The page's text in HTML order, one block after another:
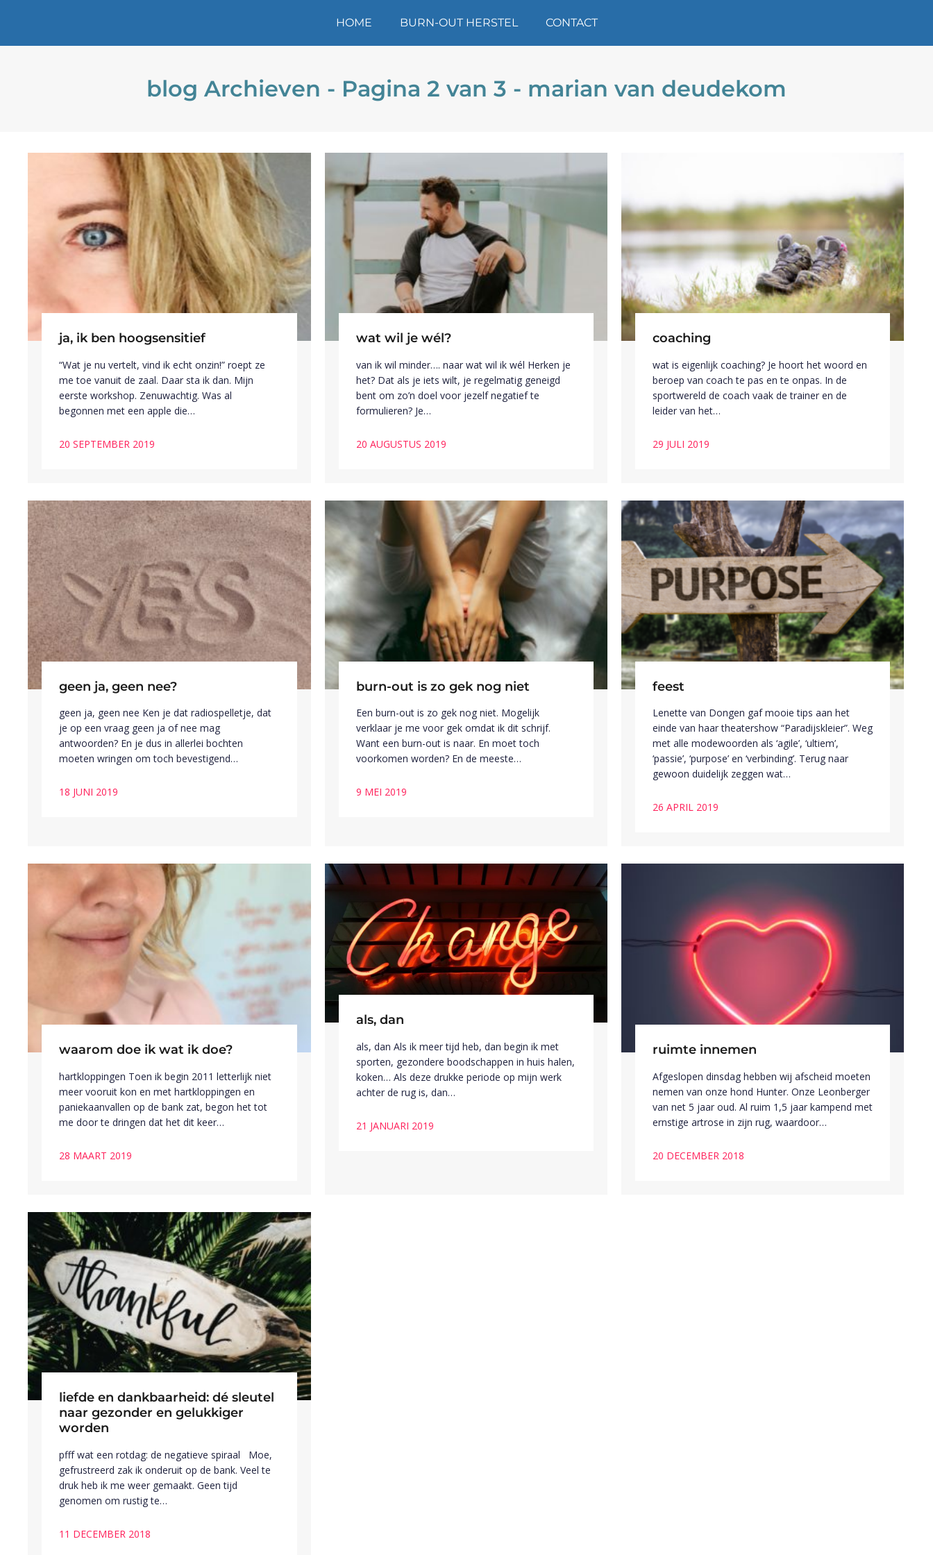
HOME BURN-OUT HERSTEL CONTACT
blog Archieven - Pagina 2 van 3 - marian van deudekom
ja, ik ben hoogsensitief
“Wat je nu vertelt, vind ik echt onzin!” roept ze
me toe vanuit de zaal. Daar sta ik dan. Mijn
eerste workshop. Zenuwachtig. Was al
begonnen met een apple die…
20 SEPTEMBER 2019
wat wil je wél?
van ik wil minder…. naar wat wil ik wél Herken je
het? Dat als je iets wilt, je regelmatig geneigd
bent om zo’n doel voor jezelf negatief te
formulieren? Je…
20 AUGUSTUS 2019
coaching
wat is eigenlijk coaching? Je hoort het woord en
beroep van coach te pas en te onpas. In de
sportwereld de coach vaak de trainer en de
leider van het…
29 JULI 2019
geen ja, geen nee?
geen ja, geen nee Ken je dat radiospelletje, dat
je op een vraag geen ja of nee mag
antwoorden? En je dus in allerlei bochten
moeten wringen om toch bevestigend…
18 JUNI 2019
burn-out is zo gek nog niet
Een burn-out is zo gek nog niet. Mogelijk
verklaar je me voor gek omdat ik dit schrijf.
Want een burn-out is naar. En moet toch
voorkomen worden? En de meeste…
9 MEI 2019
feest
Lenette van Dongen gaf mooie tips aan het
einde van haar theatershow “Paradijskleier”. Weg
met alle modewoorden als ‘agile’, ‘ultiem’,
‘passie’, ‘purpose’ en ‘verbinding’. Terug naar
gewoon duidelijk zeggen wat…
26 APRIL 2019
waarom doe ik wat ik doe?
hartkloppingen Toen ik begin 2011 letterlijk niet
meer vooruit kon en met hartkloppingen en
paniekaanvallen op de bank zat, begon het tot
me door te dringen dat het dit keer…
28 MAART 2019
als, dan
als, dan Als ik meer tijd heb, dan begin ik met
sporten, gezondere boodschappen in huis halen,
koken… Als deze drukke periode op mijn werk
achter de rug is, dan…
21 JANUARI 2019
ruimte innemen
Afgeslopen dinsdag hebben wij afscheid moeten
nemen van onze hond Hunter. Onze Leonberger
van net 5 jaar oud. Al ruim 1,5 jaar kampend met
ernstige artrose in zijn rug, waardoor…
20 DECEMBER 2018
liefde en dankbaarheid: dé sleutel
naar gezonder en gelukkiger
worden
pfff wat een rotdag: de negatieve spiraal Moe,
gefrustreerd zak ik onderuit op de bank. Veel te
druk heb ik me weer gemaakt. Geen tijd
genomen om rustig te…
11 DECEMBER 2018